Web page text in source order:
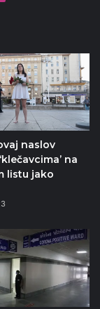
naslov
na
listu jako